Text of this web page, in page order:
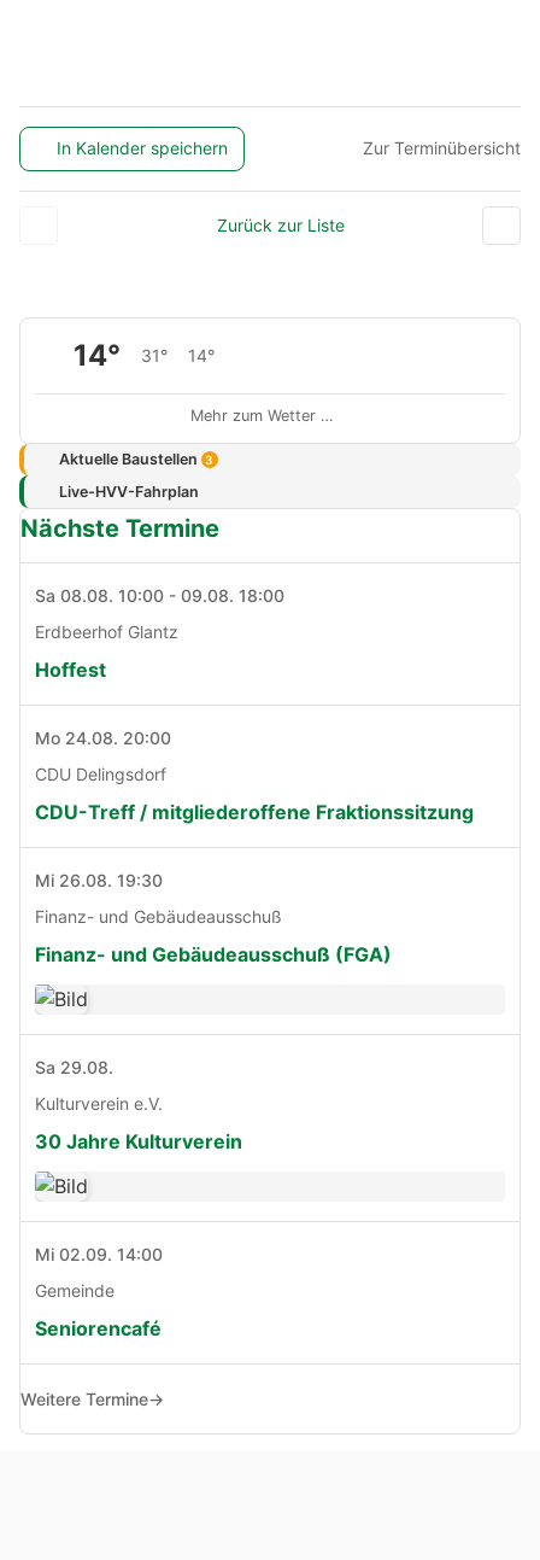
In Kalender speichern Zur Terminübersicht
Zurück zur Liste
14° 31° 14°
Mehr zum Wetter …
Aktuelle Baustellen 3
Live-HVV-Fahrplan
Nächste Termine
Sa 08.08. 10:00 - 09.08. 18:00
Erdbeerhof Glantz
Hoffest
Mo 24.08. 20:00
CDU Delingsdorf
CDU-Treff / mitgliederoffene Fraktionssitzung
Mi 26.08. 19:30
Finanz- und Gebäudeausschuß
Finanz- und Gebäudeausschuß (FGA)
Sa 29.08.
Kulturverein e.V.
30 Jahre Kulturverein
Mi 02.09. 14:00
Gemeinde
Seniorencafé
Weitere Termine→